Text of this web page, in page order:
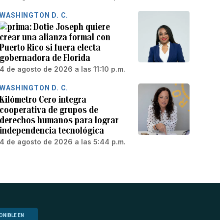
WASHINGTON D. C.
Dotie Joseph quiere
crear una alianza formal con
Puerto Rico si fuera electa
gobernadora de Florida
4 de agosto de 2026 a las 11:10 p.m.
WASHINGTON D. C.
Kilómetro Cero integra
cooperativa de grupos de
derechos humanos para lograr
independencia tecnológica
4 de agosto de 2026 a las 5:44 p.m.
EN